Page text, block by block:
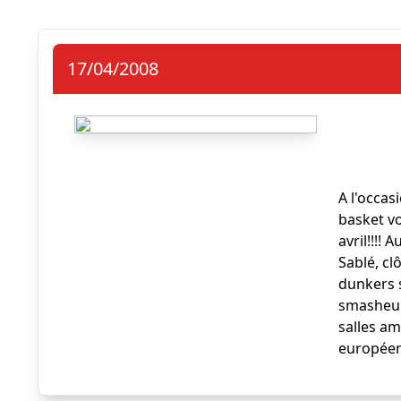
17/04/2008
A
basket
avril!!!!
Sablé,
dunkers
salles